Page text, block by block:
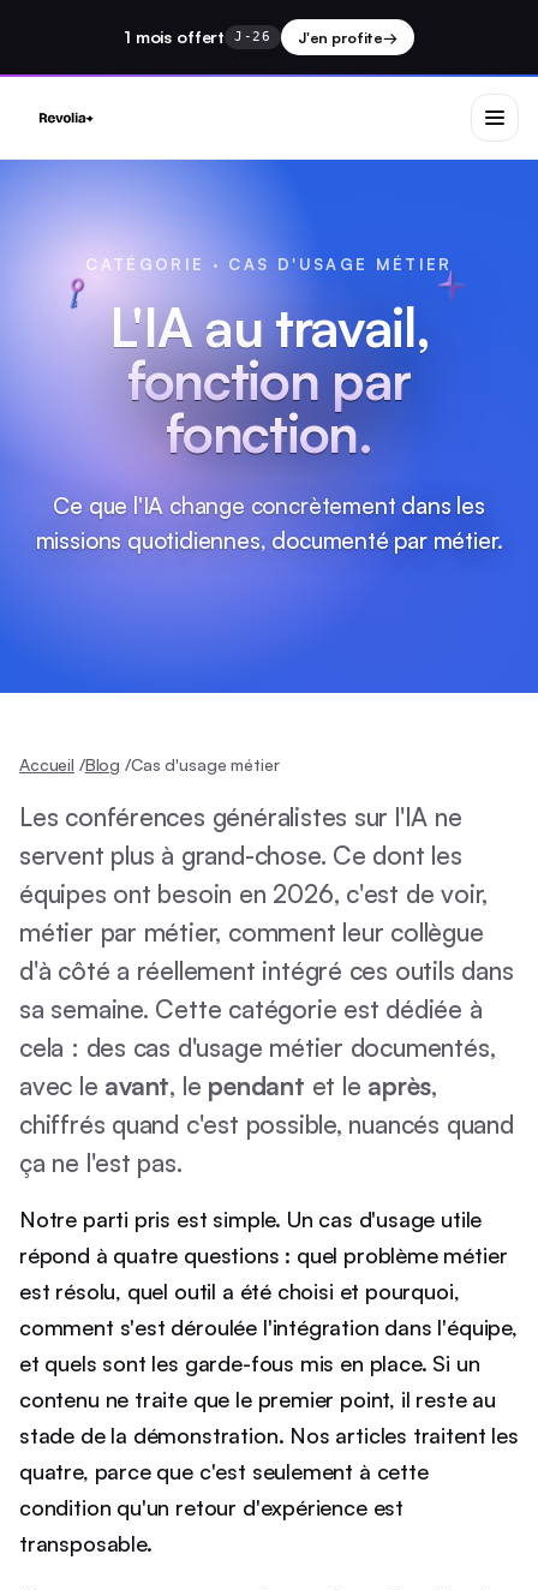
1 mois offert J-26 J'en profite→
CATÉGORIE · CAS D'USAGE MÉTIER
L'IA au travail,
fonction par
fonction.
Ce que l'IA change concrètement dans les
missions quotidiennes, documenté par métier.
Accueil /Blog /Cas d'usage métier
Les conférences généralistes sur l'IA ne
servent plus à grand-chose. Ce dont les
équipes ont besoin en 2026, c'est de voir,
métier par métier, comment leur collègue
d'à côté a réellement intégré ces outils dans
sa semaine. Cette catégorie est dédiée à
cela : des cas d'usage métier documentés,
avec le avant, le pendant et le après,
chiffrés quand c'est possible, nuancés quand
ça ne l'est pas.
Notre parti pris est simple. Un cas d'usage utile
répond à quatre questions : quel problème métier
est résolu, quel outil a été choisi et pourquoi,
comment s'est déroulée l'intégration dans l'équipe,
et quels sont les garde-fous mis en place. Si un
contenu ne traite que le premier point, il reste au
stade de la démonstration. Nos articles traitent les
quatre, parce que c'est seulement à cette
condition qu'un retour d'expérience est
transposable.